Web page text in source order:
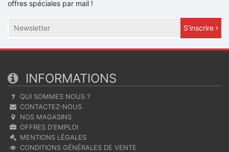
offres spéciales par mail !
S'inscrire
INFORMATIONS
QUI SOMMES NOUS ?
CONTACTEZ-NOUS
NOS MAGASINS
OFFRES D'EMPLOI
MENTIONS LÉGALES
CONDITIONS GÉNÉRALES DE VENTE